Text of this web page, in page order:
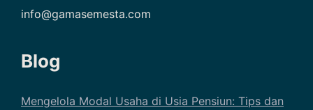
info@gamasemesta.com
Blog
Mengelola Modal Usaha di Usia Pensiun: Tips dan